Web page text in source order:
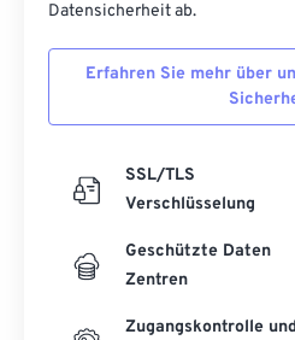
Datensicherheit ab.
Erfahren Sie mehr über
SSL/TLS
Verschlüsselung
Geschützte Daten
Zentren
Zugangskontrolle und